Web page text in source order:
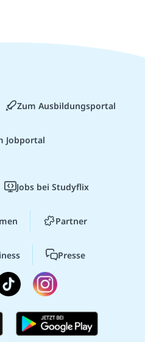
Zum Ausbildungsportal
Jobportal
Jobs bei Studyflix
Partner
Presse